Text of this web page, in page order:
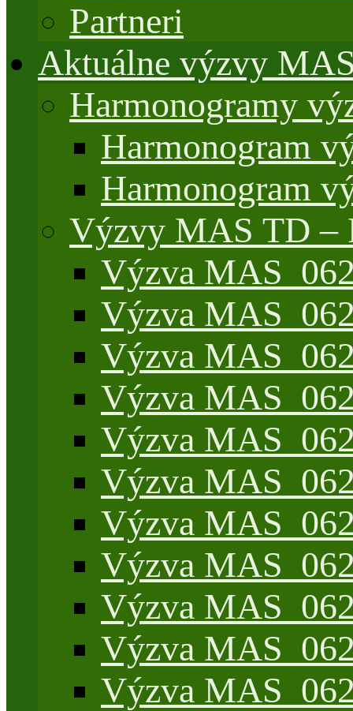
Partneri
Aktuálne výzvy
Harmonogramy
Harmonogram
Harmonogram
Výzvy MAS TD –
Výzva
Výzva
Výzva
Výzva
Výzva
Výzva
Výzva
Výzva
Výzva
Výzva
Výzva